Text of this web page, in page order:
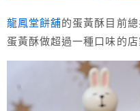
龍鳳堂餅舖的蛋黃酥目前
蛋黃酥做超過一種口味的店